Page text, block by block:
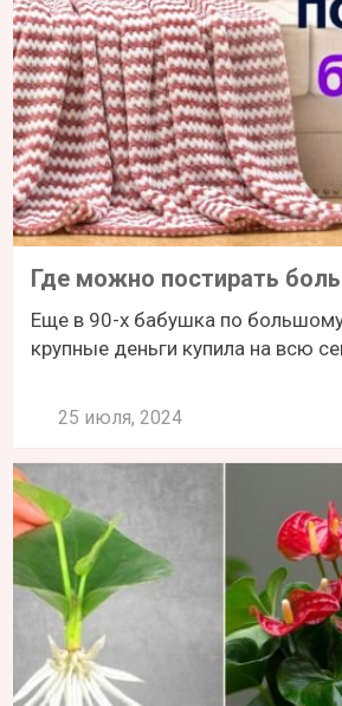
Где можно постирать
Еще в 90-х бабушка по
крупные деньги купила на всю
25 июля, 2024